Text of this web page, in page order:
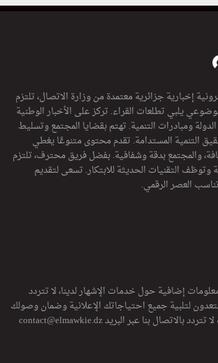
إخبارية جزائرية معتمدة من وزارة الاتصال، تلتزم
يلبي تطلعات القراء. تركز على الأخبار الوطنية
ومبادرات التنمية. تهتم بقضايا المجتمع وتسليط
التنمية المستدامة. تقدم محتوى متنوعًا يغطي
والمجتمع بدقة وشفافية. بفضل فريق محترف، تلتزم
وتوظف التقنيات الحديثة للابتكار. تسعى لتقديم
العصر الرقمي.
إضافية حول خدمات الإشهار لدينا، لا تتردد
لتلبية جميع احتياجاتك الإعلانية وضمان وصولك
بالاتصال بنا عبر البريدcontact@elmawkie.dz